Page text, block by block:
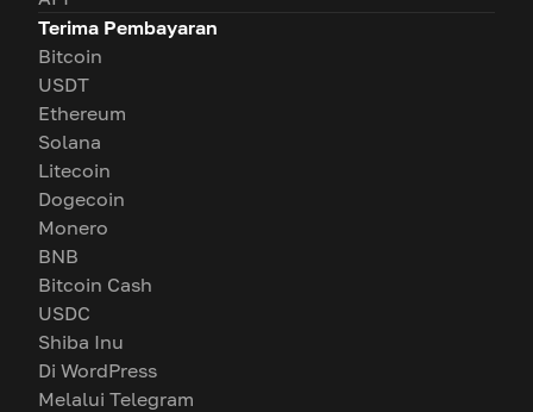
Terima Pembayaran
Bitcoin
USDT
Ethereum
Solana
Litecoin
Dogecoin
Monero
BNB
Bitcoin Cash
USDC
Shiba Inu
Di WordPress
Melalui Telegram